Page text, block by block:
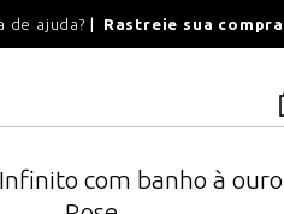
de ajuda? Rastreie sua compra
com banho à ouro